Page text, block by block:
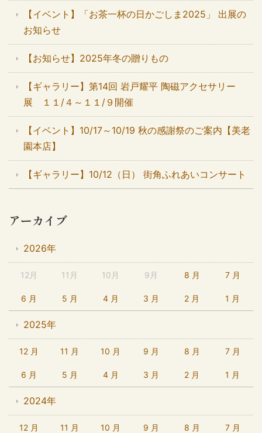
【イベント】「お茶一杯の日かごしま2025」 出展の
お知らせ
【お知らせ】2025年冬の贈りもの
【ギャラリー】第14回 岩戸耀平 陶磁アクセサリー
展 １１/４～１１/９開催
【イベント】10/17～10/19 秋の感謝祭のご案内【美老
園本店】
【ギャラリー】10/12（日） 街角ふれあいコンサート
アーカイブ
2026年
12月 11月 10月 9月 8 月 7 月
6 月 5 月 4 月 3 月 2 月 1 月
2025年
12 月 11 月 10 月 9 月 8 月 7 月
6 月 5 月 4 月 3 月 2 月 1 月
2024年
12 月 11 月 10 月 9 月 8 月 7 月